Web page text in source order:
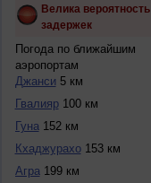
Велика вероятность
задержек
Погода по ближайшим
аэропортам
Джанси 5 км
Гвалияр100 км
Гуна152 км
Кхаджурахо153 км
Агра199 км